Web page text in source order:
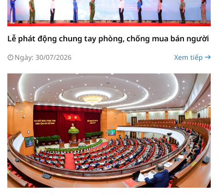
Lễ phát động chung tay phòng, chống mua bán người
Ngày: 30/07/2026 Xem tiếp